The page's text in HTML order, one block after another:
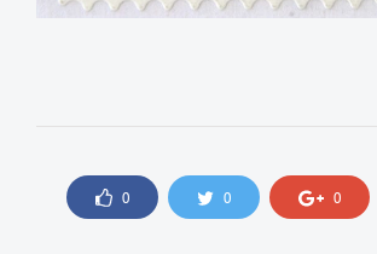
0 0 0